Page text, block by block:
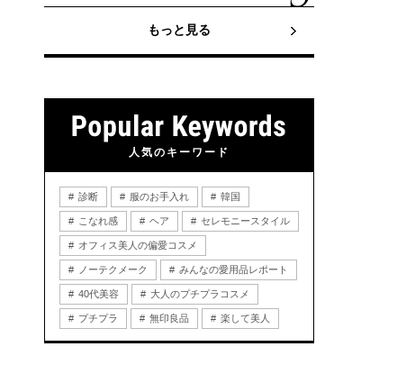
もっと見る
人気のキーワード
診断 服のお手入れ 韓国
こなれ感 ヘア セレモニースタイル
オフィス美人の偏愛コスメ
ノーテクメーク みんなの愛用品レポート
40代美容 大人のプチプラコスメ
プチプラ 無印良品 楽して美人